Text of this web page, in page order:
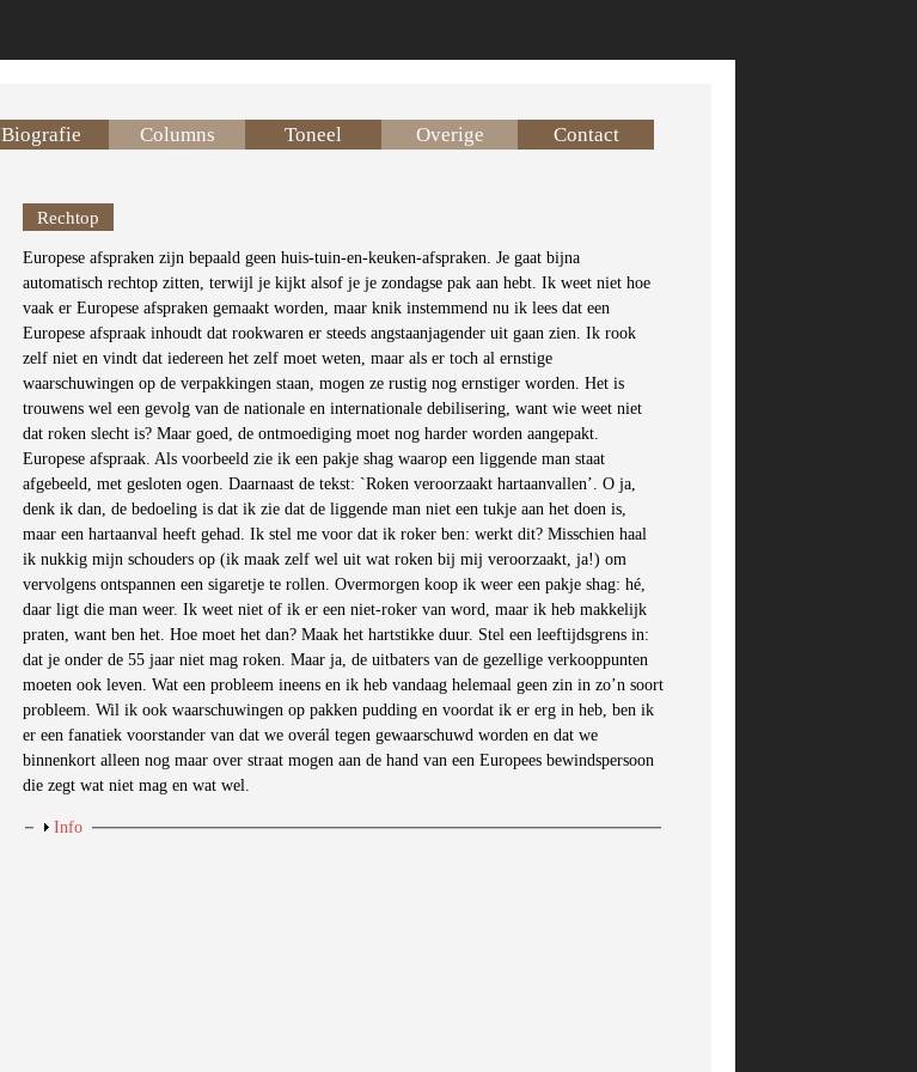
Biografie Columns Toneel Overige Contact
Rechtop
Europese afspraken zijn bepaald geen huis-tuin-en-keuken-afspraken. Je gaat bijna
automatisch rechtop zitten, terwijl je kijkt alsof je je zondagse pak aan hebt. Ik weet niet hoe
vaak er Europese afspraken gemaakt worden, maar knik instemmend nu ik lees dat een
Europese afspraak inhoudt dat rookwaren er steeds angstaanjagender uit gaan zien. Ik rook
zelf niet en vindt dat iedereen het zelf moet weten, maar als er toch al ernstige
waarschuwingen op de verpakkingen staan, mogen ze rustig nog ernstiger worden. Het is
trouwens wel een gevolg van de nationale en internationale debilisering, want wie weet niet
dat roken slecht is? Maar goed, de ontmoediging moet nog harder worden aangepakt.
Europese afspraak. Als voorbeeld zie ik een pakje shag waarop een liggende man staat
afgebeeld, met gesloten ogen. Daarnaast de tekst: `Roken veroorzaakt hartaanvallen’. O ja,
denk ik dan, de bedoeling is dat ik zie dat de liggende man niet een tukje aan het doen is,
maar een hartaanval heeft gehad. Ik stel me voor dat ik roker ben: werkt dit? Misschien haal
ik nukkig mijn schouders op (ik maak zelf wel uit wat roken bij mij veroorzaakt, ja!) om
vervolgens ontspannen een sigaretje te rollen. Overmorgen koop ik weer een pakje shag: hé,
daar ligt die man weer. Ik weet niet of ik er een niet-roker van word, maar ik heb makkelijk
praten, want ben het. Hoe moet het dan? Maak het hartstikke duur. Stel een leeftijdsgrens in:
dat je onder de 55 jaar niet mag roken. Maar ja, de uitbaters van de gezellige verkooppunten
moeten ook leven. Wat een probleem ineens en ik heb vandaag helemaal geen zin in zo’n soort
probleem. Wil ik ook waarschuwingen op pakken pudding en voordat ik er erg in heb, ben ik
er een fanatiek voorstander van dat we overál tegen gewaarschuwd worden en dat we
binnenkort alleen nog maar over straat mogen aan de hand van een Europees bewindspersoon
die zegt wat niet mag en wat wel.
Weergeven
Info